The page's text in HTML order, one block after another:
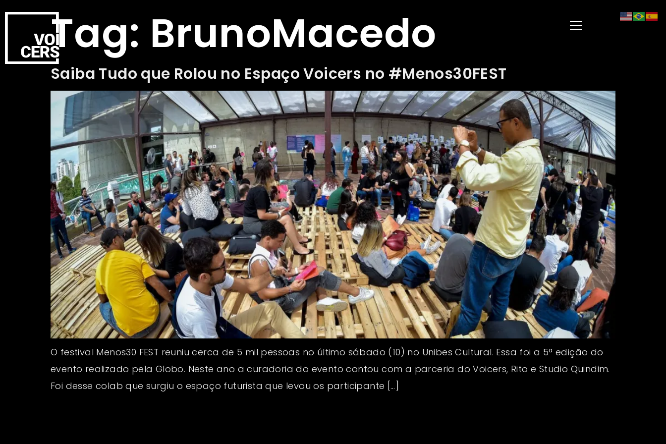
Tag: BrunoMacedo
Saiba Tudo que Rolou no Espaço Voicers no #Menos30FEST
O festival Menos30 FEST reuniu cerca de 5 mil pessoas no último sábado (10) no Unibes Cultural. Essa foi a 5ª edição do
evento realizado pela Globo. Neste ano a curadoria do evento contou com a parceria do Voicers, Rito e Studio Quindim.
Foi desse colab que surgiu o espaço futurista que levou os participante […]